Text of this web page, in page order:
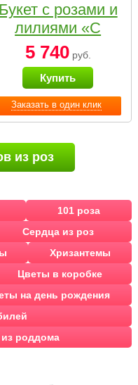
Заказать в один клик
Букет с розами и
лилиями «С
наилучшими
пожеланиями»
5 740руб.
Купить
из роз
101 роза
Сердца из роз
Хризантемы
Цветы в коробке
на день рождения
роддома